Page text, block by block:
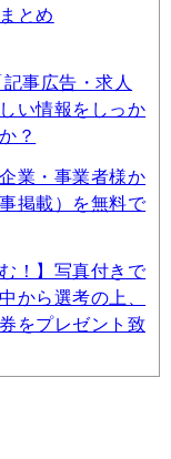
とめ
事広告・求人
い情報をしっか
？
業・事業者様か
掲載）を無料で
！】写真付きで
から選考の上、
をプレゼント致